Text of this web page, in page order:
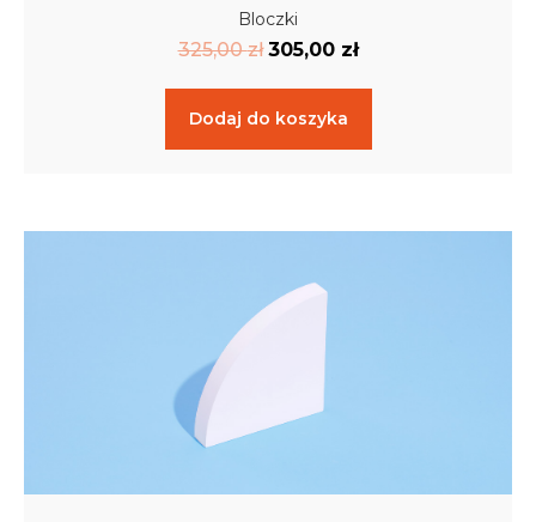
Bloczki
325,00zł 305,00 zł
Dodaj do koszyka